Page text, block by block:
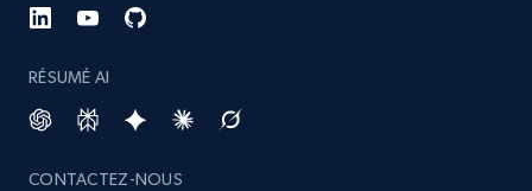
RÉSUMÉ AI
CONTACTEZ-NOUS